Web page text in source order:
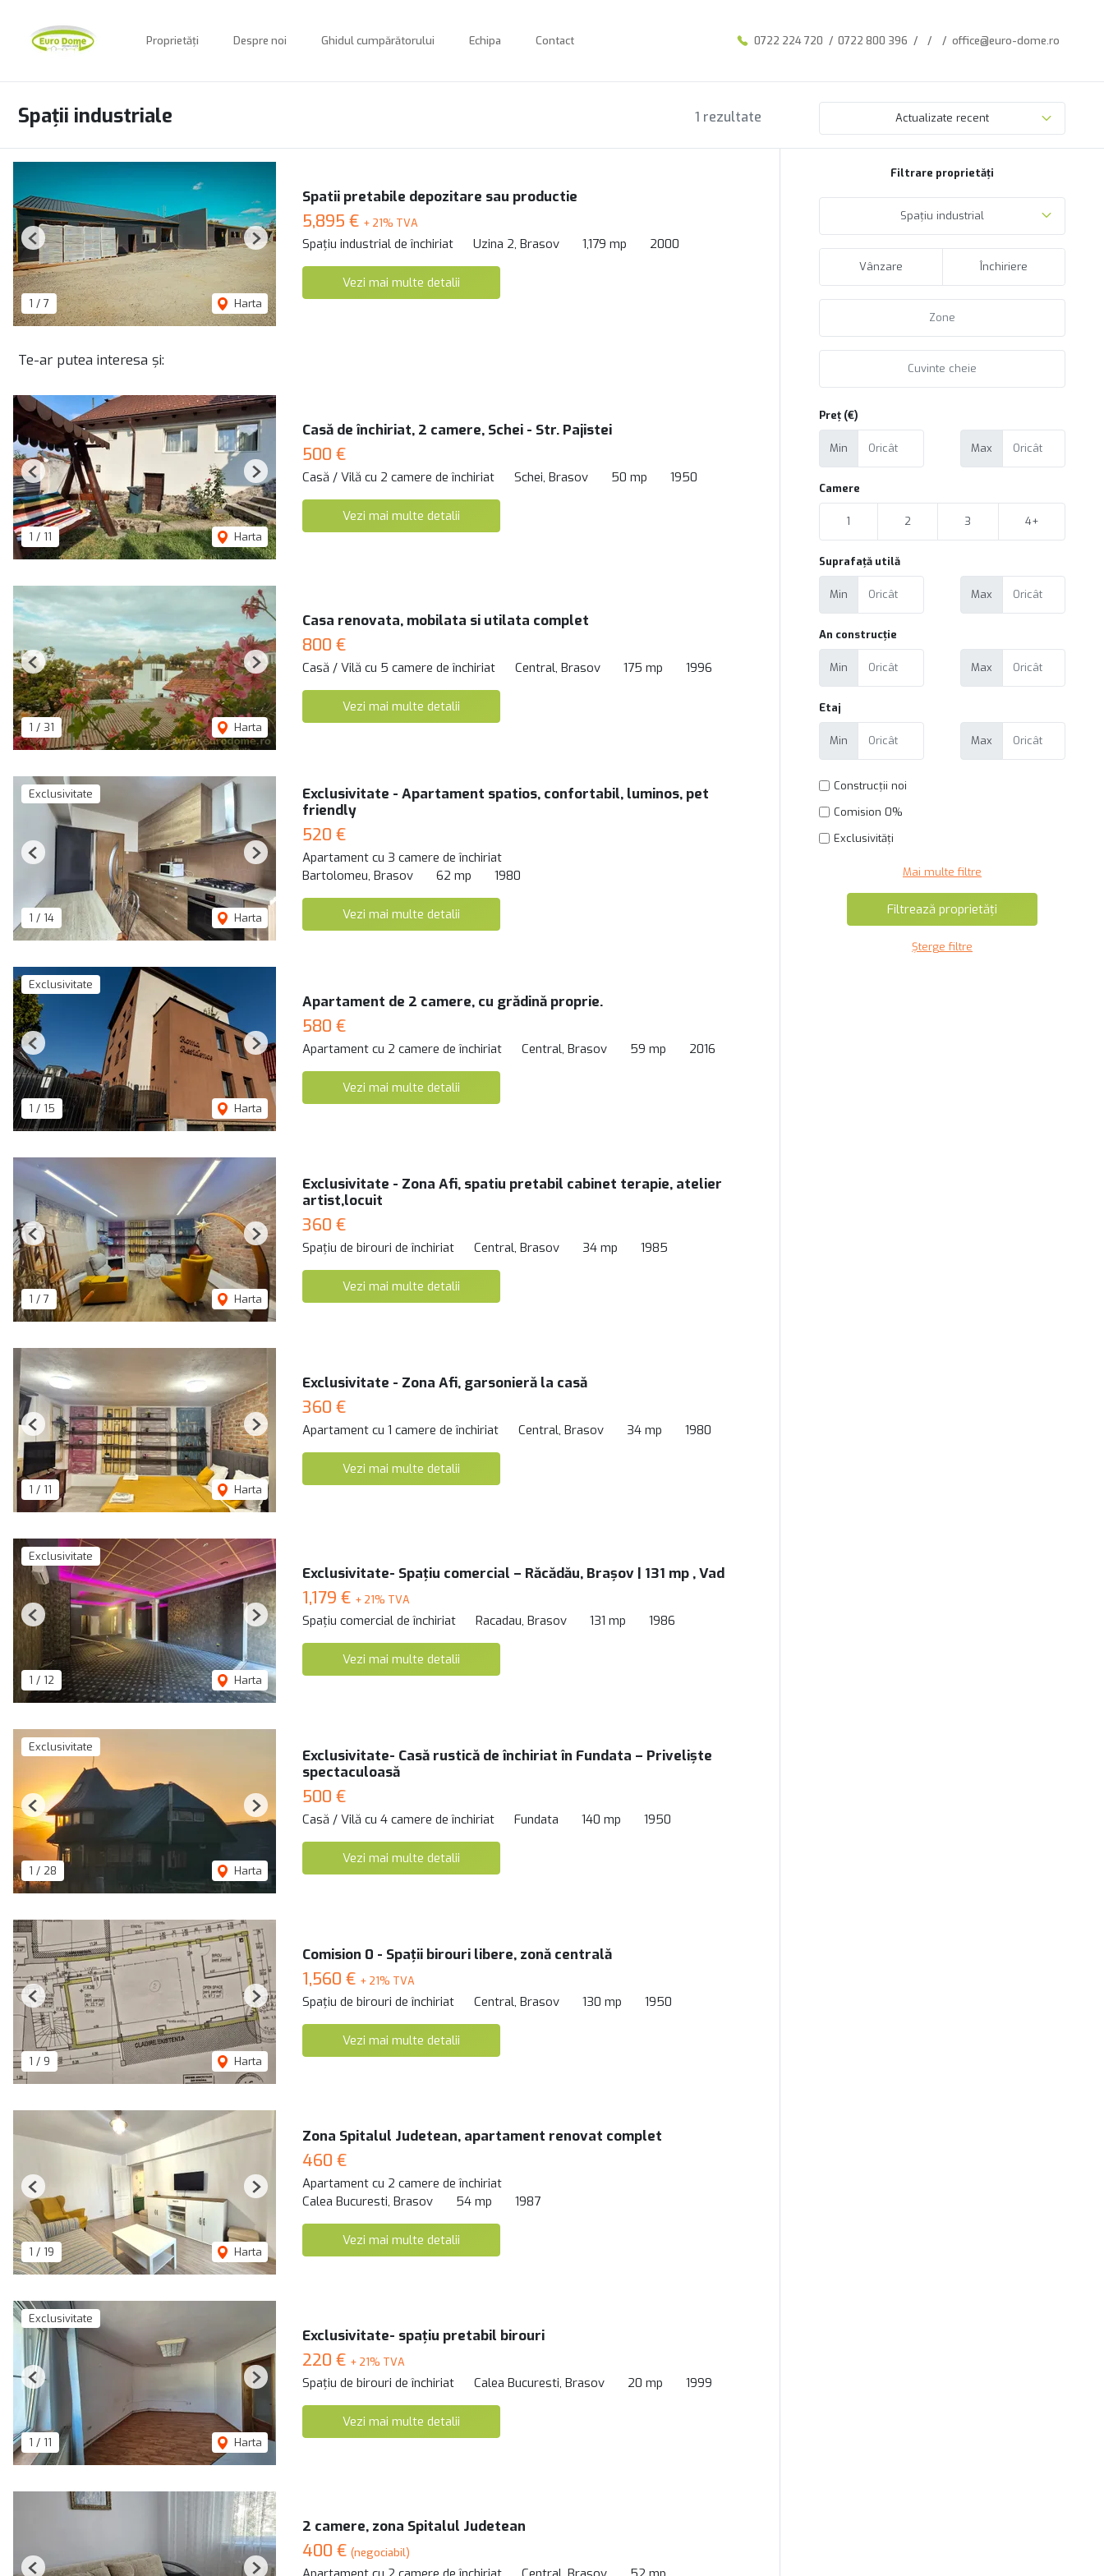
Proprietăți Despre noi Ghidul cumpărătorului Echipa Contact 0722 224 720 / 0722 800 396 / / / office@euro-dome.ro
1 rezultate
Spații industriale Actualizate recent
1 / 7 Harta
Previous Next
Spatii pretabile depozitare sau productie
5,895 € + 21% TVA
Spațiu industrial de închiriat Uzina 2, Brasov 1,179 mp 2000
Vezi mai multe detalii
Te-ar putea interesa și:
1 / 11 Harta
Previous Next
Casă de închiriat, 2 camere, Schei - Str. Pajistei
500 €
Casă / Vilă cu 2 camere de închiriat Schei, Brasov 50 mp 1950
Vezi mai multe detalii
1 / 31 Harta
Previous Next
Casa renovata, mobilata si utilata complet
800 €
Casă / Vilă cu 5 camere de închiriat Central, Brasov 175 mp 1996
Vezi mai multe detalii
Exclusivitate
1 / 14 Harta
Previous Next
Exclusivitate - Apartament spatios, confortabil, luminos, pet
friendly
520 €
Apartament cu 3 camere de închiriat
Bartolomeu, Brasov
62 mp 1980
Vezi mai multe detalii
Exclusivitate
1 / 15 Harta
Previous Next
Apartament de 2 camere, cu grădină proprie.
580 €
Apartament cu 2 camere de închiriat Central, Brasov 59 mp 2016
Vezi mai multe detalii
1 / 7 Harta
Previous Next
Exclusivitate - Zona Afi, spatiu pretabil cabinet terapie, atelier
artist,locuit
360 €
Spațiu de birouri de închiriat Central, Brasov 34 mp 1985
Vezi mai multe detalii
1 / 11 Harta
Previous Next
Exclusivitate - Zona Afi, garsonieră la casă
360 €
Apartament cu 1 camere de închiriat Central, Brasov 34 mp 1980
Vezi mai multe detalii
Exclusivitate
1 / 12 Harta
Previous Next
Exclusivitate- Spațiu comercial – Răcădău, Brașov | 131 mp , Vad
1,179 € + 21% TVA
Spațiu comercial de închiriat Racadau, Brasov 131 mp 1986
Vezi mai multe detalii
Exclusivitate
1 / 28 Harta
Previous Next
Exclusivitate- Casă rustică de închiriat în Fundata – Priveliște
spectaculoasă
500 €
Casă / Vilă cu 4 camere de închiriat Fundata 140 mp 1950
Vezi mai multe detalii
1 / 9 Harta
Previous Next
Comision 0 - Spații birouri libere, zonă centrală
1,560 € + 21% TVA
Spațiu de birouri de închiriat Central, Brasov 130 mp 1950
Vezi mai multe detalii
1 / 19 Harta
Previous Next
Zona Spitalul Judetean, apartament renovat complet
460 €
Apartament cu 2 camere de închiriat
Calea Bucuresti, Brasov
54 mp 1987
Vezi mai multe detalii
Exclusivitate
1 / 11 Harta
Previous Next
Exclusivitate- spațiu pretabil birouri
220 € + 21% TVA
Spațiu de birouri de închiriat Calea Bucuresti, Brasov 20 mp 1999
Vezi mai multe detalii
2 camere, zona Spitalul Judetean
400 € (negociabil)
Filtrare proprietăți
Spațiu industrial
Vânzare Închiriere
Preț (€)
Min Max
Camere
1 2 3 4+
Suprafață utilă
Min Max
An construcție
Min Max
Etaj
Min Max
Construcții noi
Comision 0%
Exclusivități
Mai multe filtre
Șterge filtre